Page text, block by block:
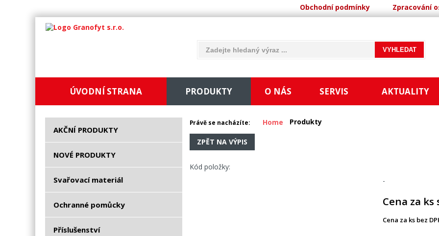
Obchodní podmínky Zpracování
ÚVODNÍ STRANA PRODUKTY O NÁS SERVIS AKTUALITY
AKČNÍ PRODUKTY
NOVÉ PRODUKTY
Svařovací materiál
Ochranné pomůcky
Příslušenství
Právě se nacházíte: Home Produkty
ZPĚT NA VÝPIS
Kód položky:
-
Cena za ks
Cena za ks bez